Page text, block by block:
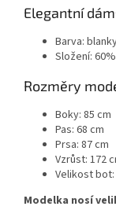
Elegantní
Barva:
Složení:
Rozměry
Boky: 85 cm
Pas: 68 cm
Prsa: 87 cm
Vzrůst: 172
Velikost bot:
Modelka nosí